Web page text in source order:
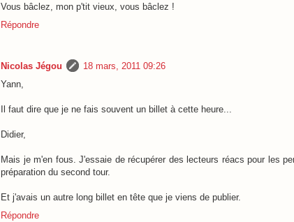
Vous bâclez, mon p'tit vieux, vous bâclez !
Répondre
Nicolas Jégou
18 mars, 2011 09:26
Yann,
Il faut dire que je ne fais souvent un billet à cette heure...
Didier,
Mais je m'en fous. J'essaie de récupérer des lecteurs réacs pour les
préparation du second tour.
Et j'avais un autre long billet en tête que je viens de publier.
Répondre